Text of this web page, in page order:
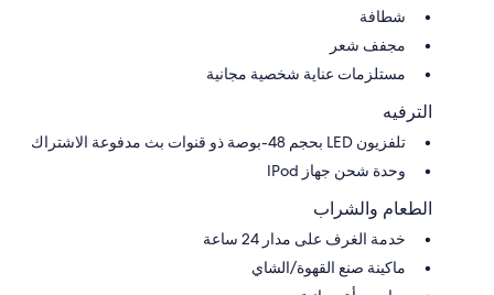
شطافة
مجفف شعر
مستلزمات عناية شخصية مجانية
الترفيه
تلفزيون LED بحجم 48-بوصة ذو قنوات بث مدفوعة الاشتراك
وحدة شحن جهاز IPod
الطعام والشراب
خدمة الغرف على مدار 24 ساعة
ماكينة صنع القهوة/الشاي